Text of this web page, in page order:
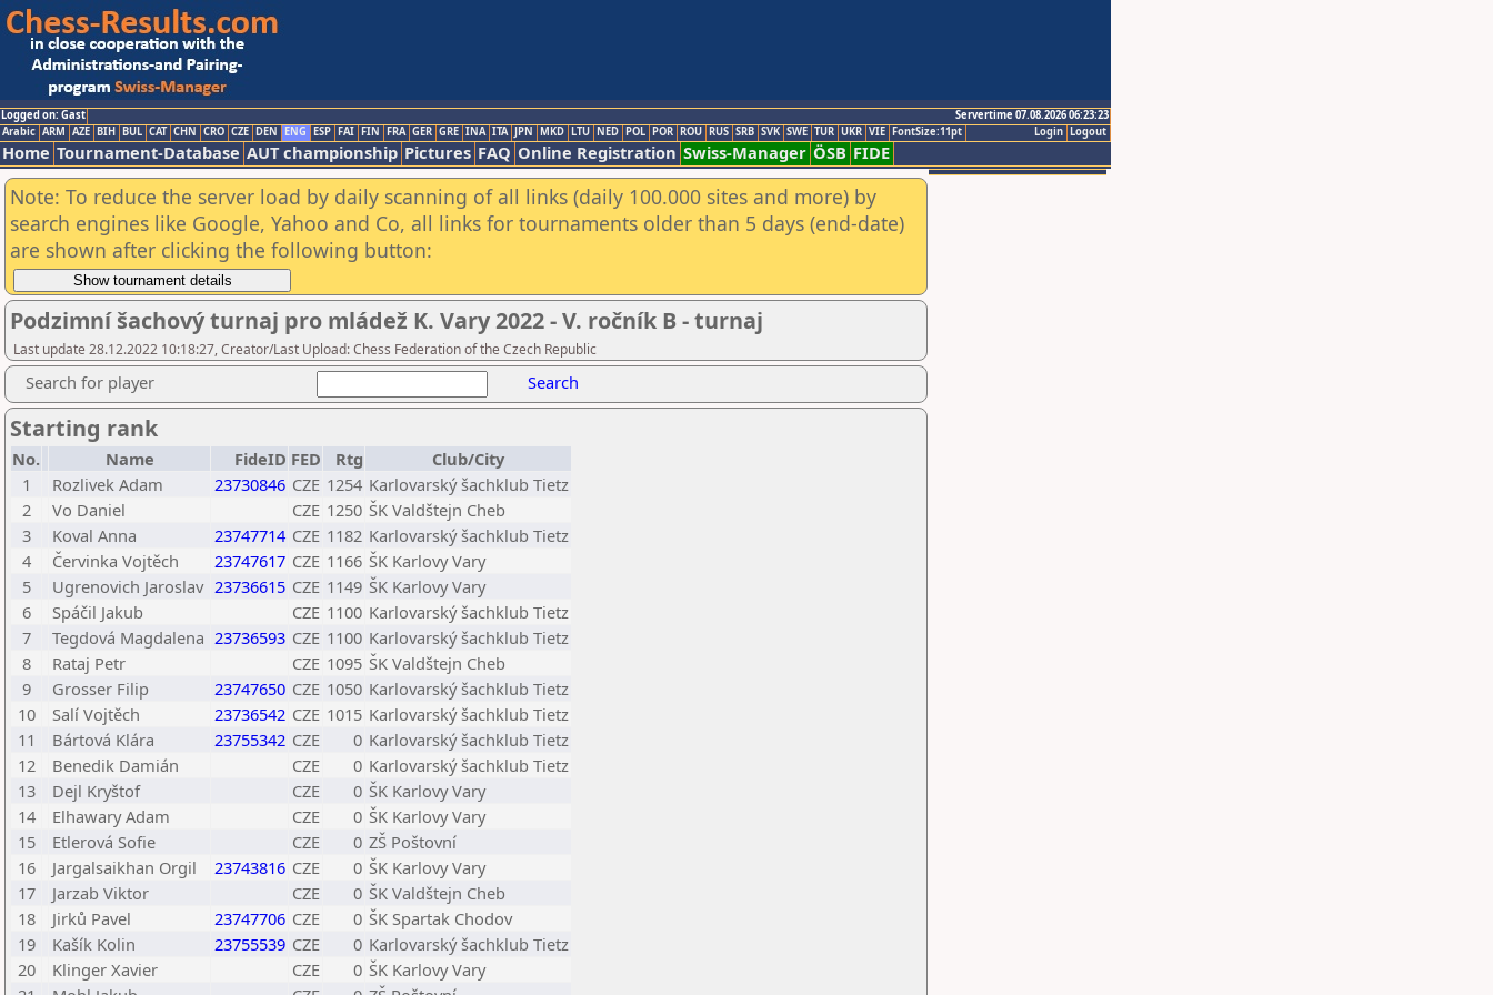
Logged on: Gast
Servertime 07.08.2026 06:23:23
Logout
Login
Arabic ARM AZE BIH BUL CAT CHN CRO CZE DEN ENG ESP FAI FIN FRA GER GRE INA ITA JPN MKD LTU NED POL POR ROU RUS SRB SVK SWE TUR UKR VIE FontSize:11pt
Home Tournament-Database AUT championship Pictures FAQ Online Registration Swiss-Manager ÖSB FIDE
Note: To reduce the server load by daily scanning of all links (daily 100.000 sites and more) by
search engines like Google, Yahoo and Co, all links for tournaments older than 5 days (end-date)
are shown after clicking the following button:
Podzimní šachový turnaj pro mládež K. Vary 2022 - V. ročník B - turnaj
Last update 28.12.2022 10:18:27, Creator/Last Upload: Chess Federation of the Czech Republic
Search for player Search
Starting rank
No. Name FideID FED Rtg
Club/City
1
Rozlivek Adam 23730846 CZE 1254 Karlovarský šachklub Tietz
2
Vo Daniel CZE 1250 ŠK Valdštejn Cheb
3
Koval Anna 23747714 CZE 1182 Karlovarský šachklub Tietz
4
Červinka Vojtěch 23747617 CZE 1166 ŠK Karlovy Vary
5
Ugrenovich Jaroslav 23736615 CZE 1149 ŠK Karlovy Vary
6
Spáčil Jakub CZE 1100 Karlovarský šachklub Tietz
7
Tegdová Magdalena 23736593 CZE 1100 Karlovarský šachklub Tietz
8
Rataj Petr CZE 1095 ŠK Valdštejn Cheb
9
Grosser Filip 23747650 CZE 1050 Karlovarský šachklub Tietz
10
Salí Vojtěch 23736542 CZE 1015 Karlovarský šachklub Tietz
11
Bártová Klára 23755342 CZE 0 Karlovarský šachklub Tietz
12
Benedik Damián CZE 0 Karlovarský šachklub Tietz
13
Dejl Kryštof CZE 0 ŠK Karlovy Vary
14
Elhawary Adam CZE 0 ŠK Karlovy Vary
15
Etlerová Sofie CZE 0 ZŠ Poštovní
16
Jargalsaikhan Orgil 23743816 CZE 0 ŠK Karlovy Vary
17
Jarzab Viktor CZE 0 ŠK Valdštejn Cheb
18
Jirků Pavel 23747706 CZE 0 ŠK Spartak Chodov
19
Kašík Kolin 23755539 CZE 0 Karlovarský šachklub Tietz
20
Klinger Xavier CZE 0 ŠK Karlovy Vary